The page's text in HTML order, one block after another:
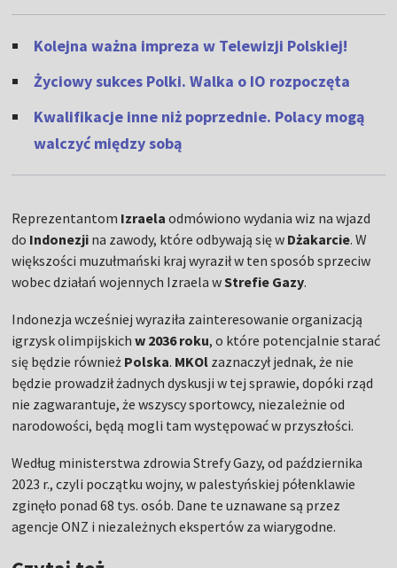
Kolejna ważna impreza w Telewizji Polskiej!
Życiowy sukces Polki. Walka o IO rozpoczęta
Kwalifikacje inne niż poprzednie. Polacy mogą
walczyć między sobą
Reprezentantom Izraelaodmówiono wydania wiz na wjazd
do Indonezji na zawody, które odbywają się w Dżakarcie. W
większości muzułmański kraj wyraził w ten sposób sprzeciw
wobec działań wojennych Izraela wStrefie Gazy.
Indonezja wcześniej wyraziła zainteresowanie organizacją
igrzysk olimpijskichw 2036 roku, o które potencjalnie starać
się będzie również Polska. MKOl zaznaczył jednak, że nie
będzie prowadził żadnych dyskusji w tej sprawie, dopóki rząd
nie zagwarantuje, że wszyscy sportowcy, niezależnie od
narodowości, będą mogli tam występować w przyszłości.
Według ministerstwa zdrowia Strefy Gazy, od października
2023 r., czyli początku wojny, w palestyńskiej półenklawie
zginęło ponad 68 tys. osób. Dane te uznawane są przez
agencje ONZ i niezależnych ekspertów za wiarygodne.